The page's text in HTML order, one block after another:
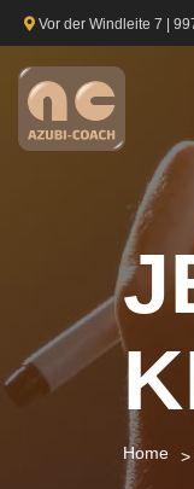
Vor der Windleite 7 |
Home